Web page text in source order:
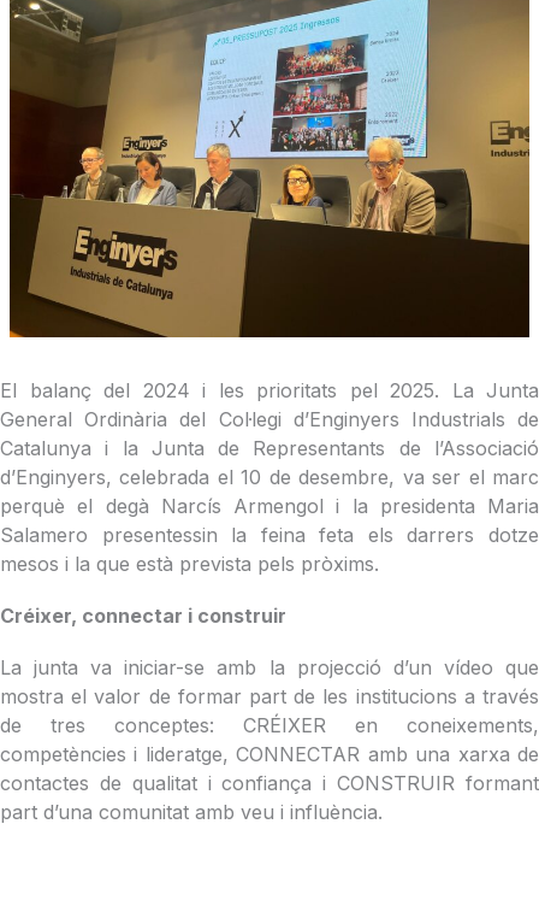
El balanç del 2024 i les prioritats pel 2025. La Junta
General Ordinària del Col·legi d’Enginyers Industrials de
Catalunya i la Junta de Representants de l’Associació
d’Enginyers, celebrada el 10 de desembre, va ser el marc
perquè el degà Narcís Armengol i la presidenta Maria
Salamero presentessin la feina feta els darrers dotze
mesos i la que està prevista pels pròxims.
Créixer, connectar i construir
La junta va iniciar-se amb la projecció d’un vídeo que
mostra el valor de formar part de les institucions a través
de tres conceptes: CRÉIXER en coneixements,
competències i lideratge, CONNECTAR amb una xarxa de
contactes de qualitat i confiança i CONSTRUIR formant
part d’una comunitat amb veu i influència.